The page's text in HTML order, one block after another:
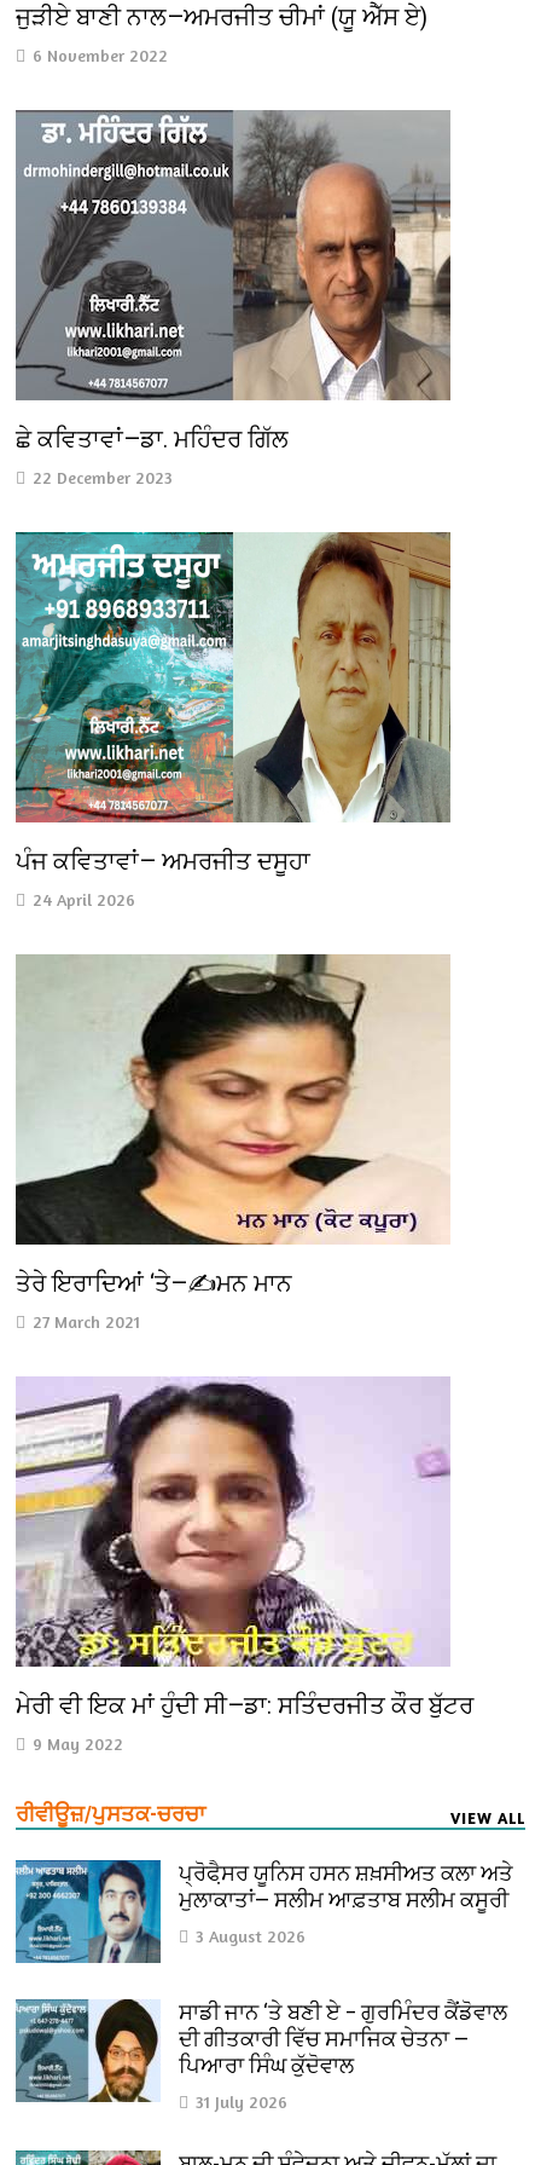
ਜੁੜੀਏ ਬਾਣੀ ਨਾਲ—ਅਮਰਜੀਤ ਚੀਮਾਂ (ਯੂ ਐੱਸ ਏ)
6 November 2022
ਛੇ ਕਵਿਤਾਵਾਂ—ਡਾ. ਮਹਿੰਦਰ ਗਿੱਲ
22 December 2023
ਪੰਜ ਕਵਿਤਾਵਾਂ— ਅਮਰਜੀਤ ਦਸੂਹਾ
24 April 2026
ਤੇਰੇ ਇਰਾਦਿਆਂ ‘ਤੇ—✍️ਮਨ ਮਾਨ
27 March 2021
ਮੇਰੀ ਵੀ ਇਕ ਮਾਂ ਹੁੰਦੀ ਸੀ—ਡਾ: ਸਤਿੰਦਰਜੀਤ ਕੌਰ ਬੁੱਟਰ
9 May 2022
ਰੀਵੀਊਜ਼/ਪੁਸਤਕ-ਚਰਚਾ VIEW ALL
ਪ੍ਰੋਫੈ਼ਸਰ ਯੂਨਿਸ ਹਸਨ ਸ਼ਖ਼ਸੀਅਤ ਕਲਾ ਅਤੇ
ਮੁਲਾਕਾਤਾਂ— ਸਲੀਮ ਆਫ਼ਤਾਬ ਸਲੀਮ ਕਸੂਰੀ
3 August 2026
ਸਾਡੀ ਜਾਨ ‘ਤੇ ਬਣੀ ਏ – ਗੁਰਮਿੰਦਰ ਕੈਂਡੋਵਾਲ
ਦੀ ਗੀਤਕਾਰੀ ਵਿੱਚ ਸਮਾਜਿਕ ਚੇਤਨਾ —
ਪਿਆਰਾ ਸਿੰਘ ਕੁੱਦੋਵਾਲ
31 July 2026